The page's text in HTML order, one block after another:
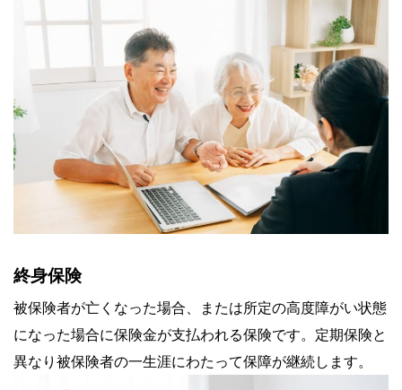
終身保険
被保険者が亡くなった場合、または所定の高度障がい状態
になった場合に保険金が支払われる保険です。定期保険と
異なり被保険者の一生涯にわたって保障が継続します。​